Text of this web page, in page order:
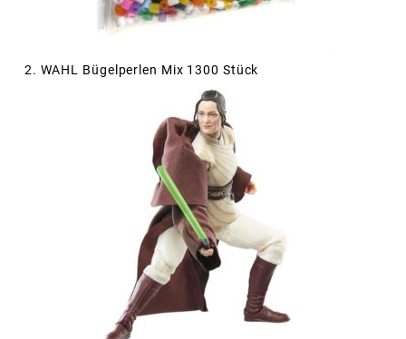
2. WAHL Bügelperlen Mix 1300 Stück